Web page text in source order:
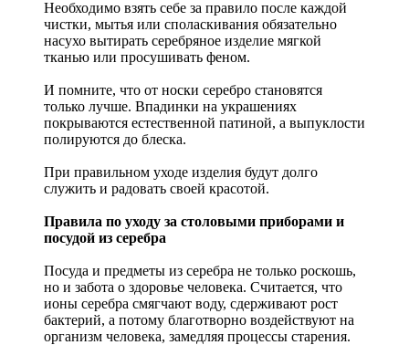
Необходимо взять себе за правило после каждой
чистки, мытья или споласкивания обязательно
насухо вытирать серебряное изделие мягкой
тканью или просушивать феном.
И помните, что от носки серебро становятся
только лучше. Впадинки на украшениях
покрываются естественной патиной, а выпуклости
полируются до блеска.
При правильном уходе изделия будут долго
служить и радовать своей красотой.
Правила по уходу за столовыми приборами и
посудой из серебра
Посуда и предметы из серебра не только роскошь,
но и забота о здоровье человека. Считается, что
ионы серебра смягчают воду, сдерживают рост
бактерий, а потому благотворно воздействуют на
организм человека, замедляя процессы старения.